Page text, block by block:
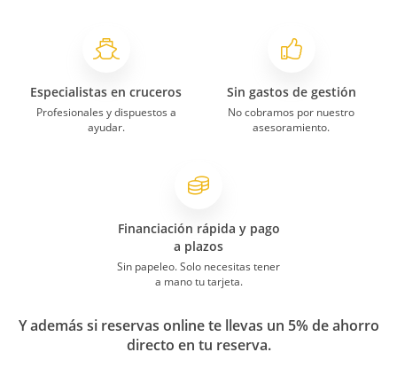
Especialistas en cruceros
Profesionales y dispuestos a
ayudar.
Sin gastos de gestión
No cobramos por nuestro
asesoramiento.
Financiación rápida y pago
a plazos
Sin papeleo. Solo necesitas tener
a mano tu tarjeta.
Y además si reservas online te llevas un 5% de ahorro
directo en tu reserva.